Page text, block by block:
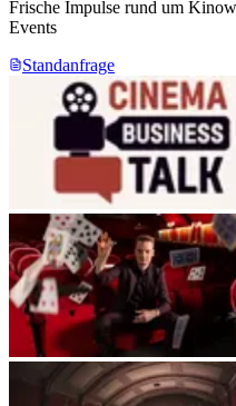
Frische Impulse rund um
Events
Standanfrage